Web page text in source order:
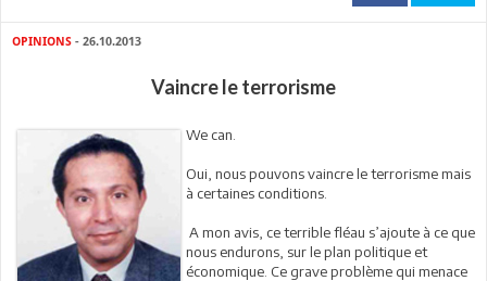
OPINIONS - 26.10.2013
Vaincre le terrorisme
We can.
Oui, nous pouvons vaincre le terrorisme mais
à certaines conditions.
A mon avis, ce terrible fléau s’ajoute à ce que
nous endurons, sur le plan politique et
économique. Ce grave problème qui menace